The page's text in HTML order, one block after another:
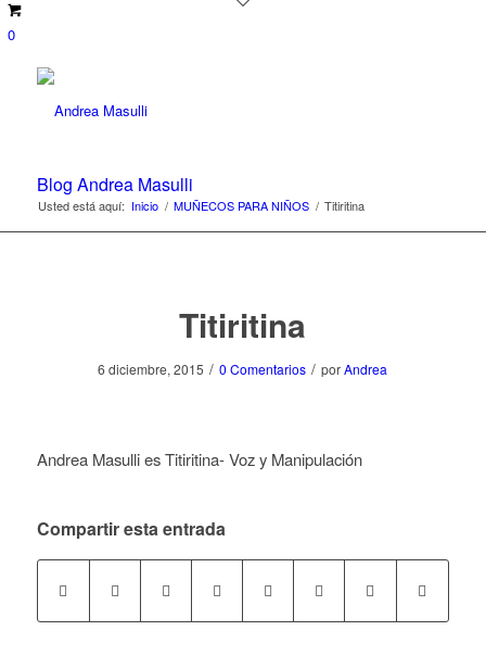
0
Blog Andrea Masulli
Usted está aquí: Inicio / MUÑECOS PARA NIÑOS / Titiritina
Titiritina
6 diciembre, 2015 / 0 Comentarios / porAndrea
Andrea Masulli es Titiritina- Voz y Manipulación
Compartir esta entrada